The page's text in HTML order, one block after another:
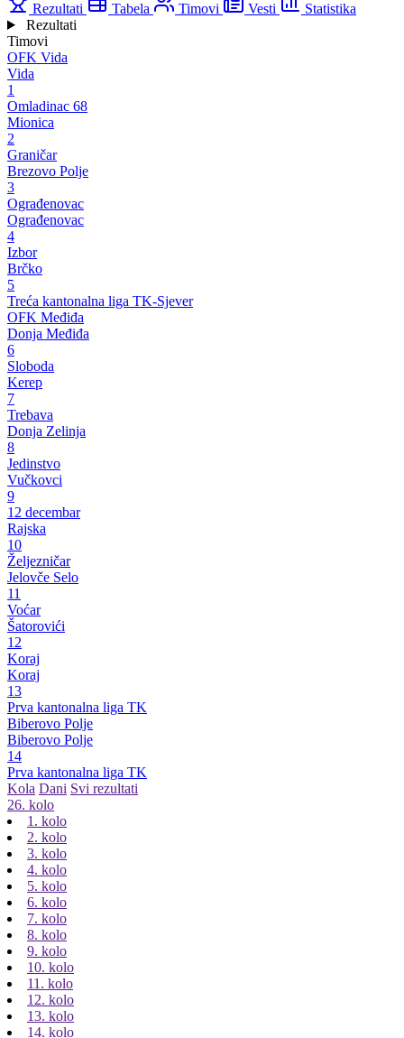
Rezultati Tabela Timovi Vesti
Statistika
Rezultati
Timovi
OFK Vida
Vida
1
Omladinac 68
Mionica
2
Graničar
Brezovo Polje
3
Ograđenovac
Ograđenovac
4
Izbor
Brčko
5
Treća kantonalna liga TK-Sjever
OFK Međiđa
Donja Međiđa
6
Sloboda
Kerep
7
Trebava
Donja Zelinja
8
Jedinstvo
Vučkovci
9
12 decembar
Rajska
10
Željezničar
Jelovče Selo
11
Voćar
Šatorovići
12
Koraj
Koraj
13
Prva kantonalna liga TK
Biberovo Polje
Biberovo Polje
14
Prva kantonalna liga TK
Kola Dani Svi rezultati
26. kolo
1. kolo
2. kolo
3. kolo
4. kolo
5. kolo
6. kolo
7. kolo
8. kolo
9. kolo
10. kolo
11. kolo
12. kolo
13. kolo
14. kolo